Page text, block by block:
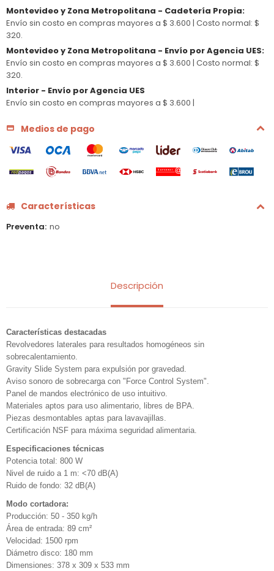
Montevideo y Zona Metropolitana - Cadetería Propia:
Envío sin costo en compras mayores a $ 3.600 | Costo normal: $
320.
Montevideo y Zona Metropolitana - Envío por Agencia UES:
Envío sin costo en compras mayores a $ 3.600 | Costo normal: $
320.
Interior - Envío por Agencia UES
Envío sin costo en compras mayores a $ 3.600 |
Medios de pago
Características
Preventa no
Descripción
Características destacadas
Revolvedores laterales para resultados homogéneos sin
sobrecalentamiento.
Gravity Slide System para expulsión por gravedad.
Aviso sonoro de sobrecarga con "Force Control System".
Panel de mandos electrónico de uso intuitivo.
Materiales aptos para uso alimentario, libres de BPA.
Piezas desmontables aptas para lavavajillas.
Certificación NSF para máxima seguridad alimentaria.
Especificaciones técnicas
Potencia total: 800 W
Nivel de ruido a 1 m: <70 dB(A)
Ruido de fondo: 32 dB(A)
Modo cortadora:
Producción: 50 - 350 kg/h
Área de entrada: 89 cm²
Velocidad: 1500 rpm
Diámetro disco: 180 mm
Dimensiones: 378 x 309 x 533 mm